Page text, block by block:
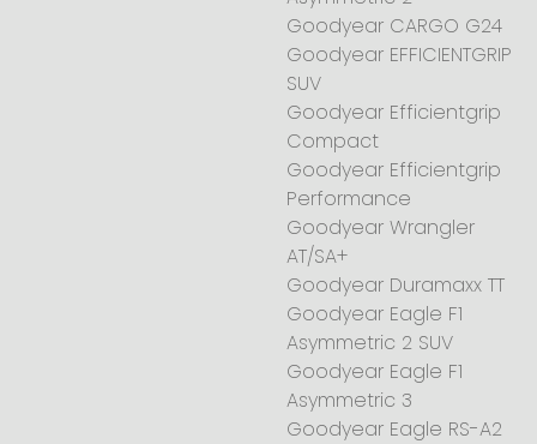
Goodyear CARGO G24
Goodyear EFFICIENTGRIP
SUV
Goodyear Efficientgrip
Compact
Goodyear Efficientgrip
Performance
Goodyear Wrangler
AT/SA+
Goodyear Duramaxx TT
Goodyear Eagle F1
Asymmetric 2 SUV
Goodyear Eagle F1
Asymmetric 3
Goodyear Eagle RS-A2